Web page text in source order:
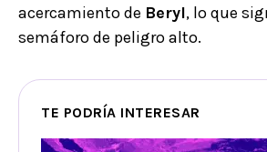
acercamiento de Beryl, lo que
semáforo de peligro alto.
TE PODRÍA INTERESAR